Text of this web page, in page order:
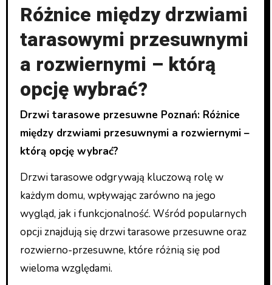
Różnice między drzwiami
tarasowymi przesuwnymi
a rozwiernymi – którą
opcję wybrać?
Drzwi tarasowe przesuwne Poznań: Różnice
między drzwiami przesuwnymi a rozwiernymi –
którą opcję wybrać?
Drzwi tarasowe odgrywają kluczową rolę w
każdym domu, wpływając zarówno na jego
wygląd, jak i funkcjonalność. Wśród popularnych
opcji znajdują się drzwi tarasowe przesuwne oraz
rozwierno-przesuwne, które różnią się pod
wieloma względami.